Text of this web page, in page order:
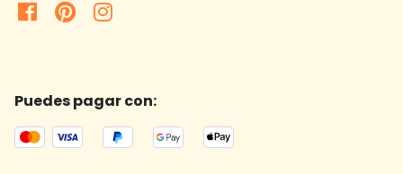
Puedes pagar con: